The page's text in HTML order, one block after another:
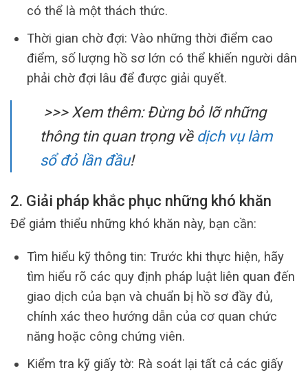
có thể là một thách thức.
Thời gian chờ đợi: Vào những thời điểm cao
điểm, số lượng hồ sơ lớn có thể khiến người dân
phải chờ đợi lâu để được giải quyết.
>>> Xem thêm: Đừng bỏ lỡ những
thông tin quan trọng về dịch vụ làm
sổ đỏ lần đầu!
2. Giải pháp khắc phục những khó khăn
Để giảm thiểu những khó khăn này, bạn cần:
Tìm hiểu kỹ thông tin: Trước khi thực hiện, hãy
tìm hiểu rõ các quy định pháp luật liên quan đến
giao dịch của bạn và chuẩn bị hồ sơ đầy đủ,
chính xác theo hướng dẫn của cơ quan chức
năng hoặc công chứng viên.
Kiểm tra kỹ giấy tờ: Rà soát lại tất cả các giấy